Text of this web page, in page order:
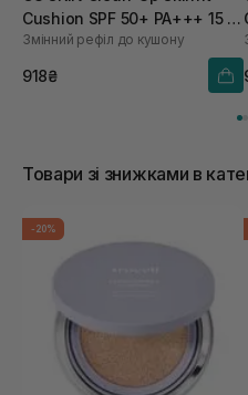
Cushion SPF 50+ PA+++ 15 г
21 тон
Змінний рефіл до кушону
918₴
Товари зі знижками в
-20%